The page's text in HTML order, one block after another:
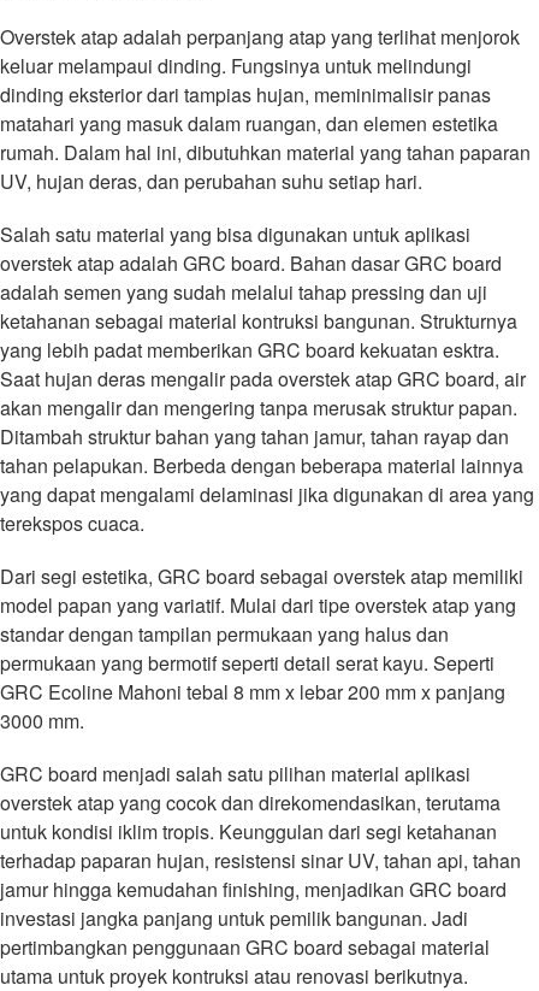
Overstek atap adalah perpanjang atap yang terlihat menjorok
keluar melampaui dinding. Fungsinya untuk melindungi
dinding eksterior dari tampias hujan, meminimalisir panas
matahari yang masuk dalam ruangan, dan elemen estetika
rumah. Dalam hal ini, dibutuhkan material yang tahan paparan
UV, hujan deras, dan perubahan suhu setiap hari.
Salah satu material yang bisa digunakan untuk aplikasi
overstek atap adalah GRC board. Bahan dasar GRC board
adalah semen yang sudah melalui tahap pressing dan uji
ketahanan sebagai material kontruksi bangunan. Strukturnya
yang lebih padat memberikan GRC board kekuatan esktra.
Saat hujan deras mengalir pada overstek atap GRC board, air
akan mengalir dan mengering tanpa merusak struktur papan.
Ditambah struktur bahan yang tahan jamur, tahan rayap dan
tahan pelapukan. Berbeda dengan beberapa material lainnya
yang dapat mengalami delaminasi jika digunakan di area yang
terekspos cuaca.
Dari segi estetika, GRC board sebagai overstek atap memiliki
model papan yang variatif. Mulai dari tipe overstek atap yang
standar dengan tampilan permukaan yang halus dan
permukaan yang bermotif seperti detail serat kayu. Seperti
GRC Ecoline Mahoni tebal 8 mm x lebar 200 mm x panjang
3000 mm.
GRC board menjadi salah satu pilihan material aplikasi
overstek atap yang cocok dan direkomendasikan, terutama
untuk kondisi iklim tropis. Keunggulan dari segi ketahanan
terhadap paparan hujan, resistensi sinar UV, tahan api, tahan
jamur hingga kemudahan finishing, menjadikan GRC board
investasi jangka panjang untuk pemilik bangunan. Jadi
pertimbangkan penggunaan GRC board sebagai material
utama untuk proyek kontruksi atau renovasi berikutnya.